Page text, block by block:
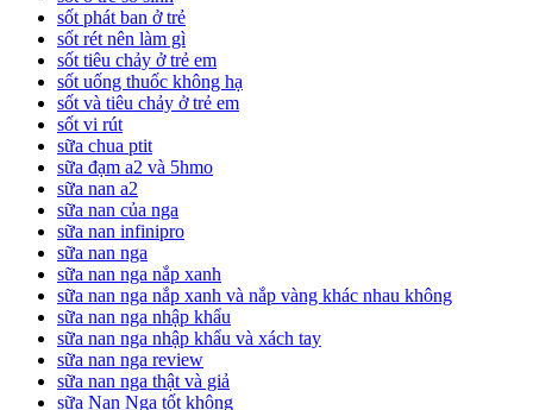
sốt phát ban ở trẻ
sốt rét nên làm gì
sốt tiêu chảy ở trẻ em
sốt uống thuốc không hạ
sốt và tiêu chảy ở trẻ em
sốt vi rút
sữa chua ptit
sữa đạm a2 và 5hmo
sữa nan a2
sữa nan của nga
sữa nan infinipro
sữa nan nga
sữa nan nga nắp xanh
sữa nan nga nắp xanh và nắp vàng khác nhau không
sữa nan nga nhập khẩu
sữa nan nga nhập khẩu và xách tay
sữa nan nga review
sữa nan nga thật và giả
sữa Nan Nga tốt không